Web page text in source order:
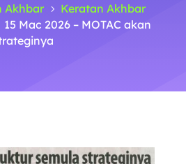
Akhbar 5
Keratan Akhbar
15 Mac 2026 – MOTAC akan